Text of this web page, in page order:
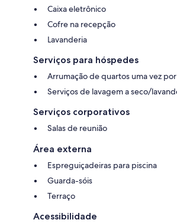
Caixa eletrônico
Cofre na recepção
Lavanderia
Serviços para hóspedes
Arrumação de quartos uma vez
Serviços de lavagem a seco/
Serviços corporativos
Salas de reunião
Área externa
Espreguiçadeiras para piscina
Guarda-sóis
Terraço
Acessibilidade